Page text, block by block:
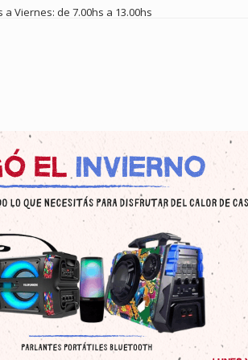
a Viernes: de 7.00hs a 13.00hs